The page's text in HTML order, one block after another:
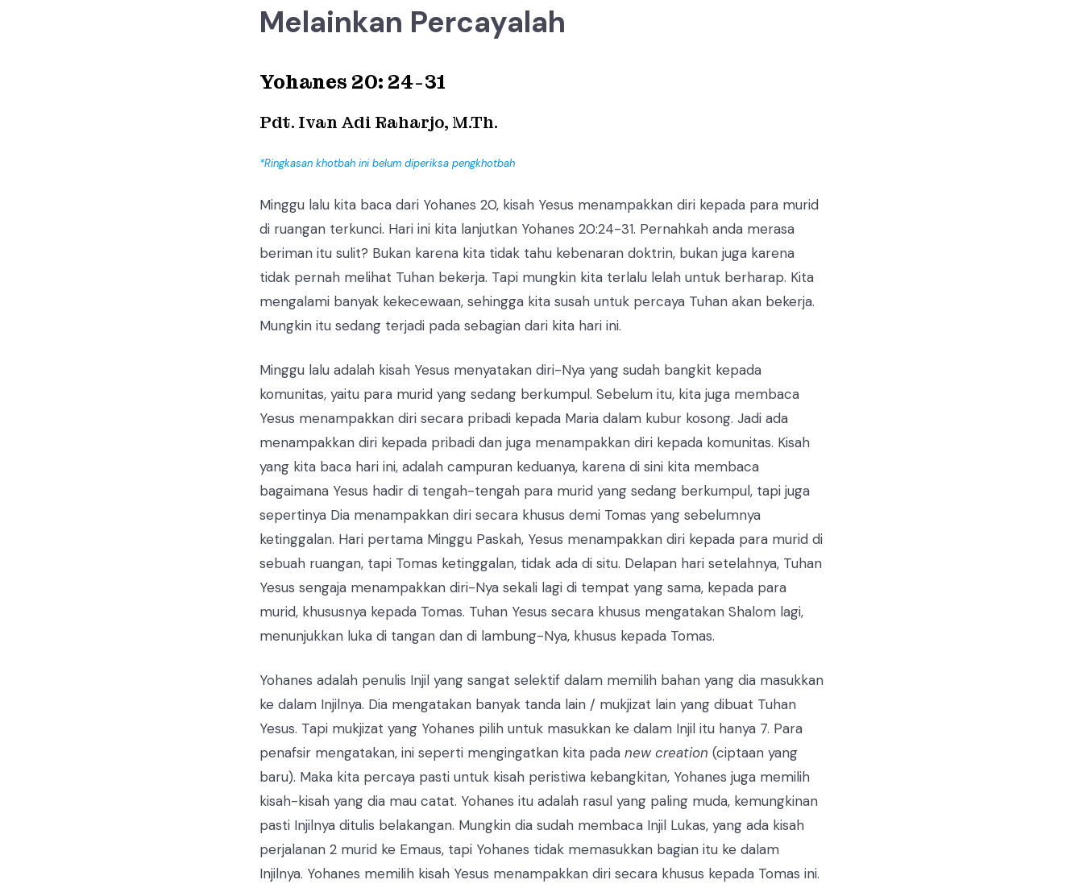
Melainkan Percayalah
Yohanes 20: 24-31
Pdt. Ivan Adi Raharjo, M.Th.
*Ringkasan khotbah ini belum diperiksa pengkhotbah
Minggu lalu kita baca dari Yohanes 20, kisah Yesus menampakkan diri kepada para murid
di ruangan terkunci. Hari ini kita lanjutkan Yohanes 20:24-31. Pernahkah anda merasa
beriman itu sulit? Bukan karena kita tidak tahu kebenaran doktrin, bukan juga karena
tidak pernah melihat Tuhan bekerja. Tapi mungkin kita terlalu lelah untuk berharap. Kita
mengalami banyak kekecewaan, sehingga kita susah untuk percaya Tuhan akan bekerja.
Mungkin itu sedang terjadi pada sebagian dari kita hari ini.
Minggu lalu adalah kisah Yesus menyatakan diri-Nya yang sudah bangkit kepada
komunitas, yaitu para murid yang sedang berkumpul. Sebelum itu, kita juga membaca
Yesus menampakkan diri secara pribadi kepada Maria dalam kubur kosong. Jadi ada
menampakkan diri kepada pribadi dan juga menampakkan diri kepada komunitas. Kisah
yang kita baca hari ini, adalah campuran keduanya, karena di sini kita membaca
bagaimana Yesus hadir di tengah-tengah para murid yang sedang berkumpul, tapi juga
sepertinya Dia menampakkan diri secara khusus demi Tomas yang sebelumnya
ketinggalan. Hari pertama Minggu Paskah, Yesus menampakkan diri kepada para murid di
sebuah ruangan, tapi Tomas ketinggalan, tidak ada di situ. Delapan hari setelahnya, Tuhan
Yesus sengaja menampakkan diri-Nya sekali lagi di tempat yang sama, kepada para
murid, khususnya kepada Tomas. Tuhan Yesus secara khusus mengatakan Shalom lagi,
menunjukkan luka di tangan dan di lambung-Nya, khusus kepada Tomas.
Yohanes adalah penulis Injil yang sangat selektif dalam memilih bahan yang dia masukkan
ke dalam Injilnya. Dia mengatakan banyak tanda lain / mukjizat lain yang dibuat Tuhan
Yesus. Tapi mukjizat yang Yohanes pilih untuk masukkan ke dalam Injil itu hanya 7. Para
penafsir mengatakan, ini seperti mengingatkan kita pada new creation (ciptaan yang
baru). Maka kita percaya pasti untuk kisah peristiwa kebangkitan, Yohanes juga memilih
kisah-kisah yang dia mau catat. Yohanes itu adalah rasul yang paling muda, kemungkinan
pasti Injilnya ditulis belakangan. Mungkin dia sudah membaca Injil Lukas, yang ada kisah
perjalanan 2 murid ke Emaus, tapi Yohanes tidak memasukkan bagian itu ke dalam
Injilnya. Yohanes memilih kisah Yesus menampakkan diri secara khusus kepada Tomas ini.